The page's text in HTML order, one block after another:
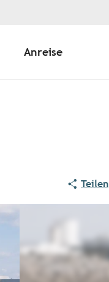
Anreise
Teilen